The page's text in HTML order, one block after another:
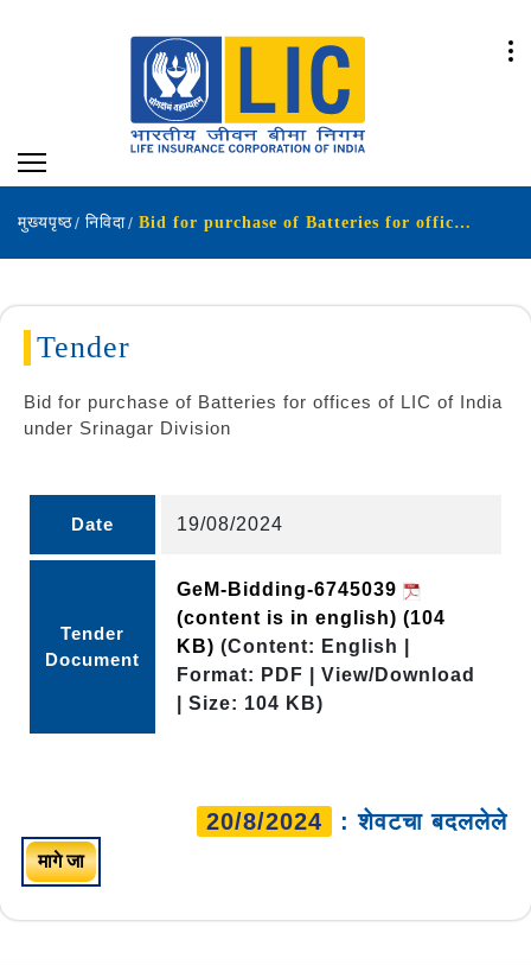
मुख्यपृष्ठ निविदा Bid for purchase of Batteries for offices of LIC of India under Srinagar Division
Tender
Bid for purchase of Batteries for offices of LIC of India
under Srinagar Division
Date 19/08/2024
Tender
Document
GeM-Bidding-6745039
(content is in english) (104
KB) (Content: English |
Format: PDF | View/Download
| Size: 104 KB)
20/8/2024 : शेवटचा बदललेले
मागे जा